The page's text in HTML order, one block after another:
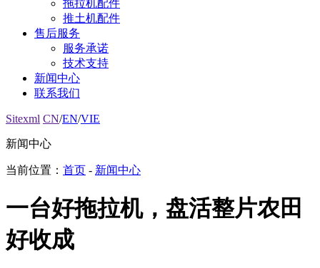
拖拉机配件
推土机配件
售后服务
服务承诺
技术支持
新闻中心
联系我们
Sitexml CN/EN/VIE
新闻中心
当前位置： 首页 - 新闻中心
一台好拖拉机，盘活整片农田
好收成